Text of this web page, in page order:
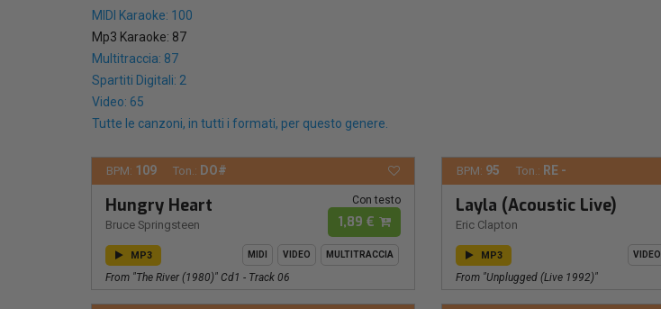
MIDI Karaoke: 100
Mp3 Karaoke: 87
Multitraccia: 87
Spartiti Digitali: 2
Video: 65
Tutte le canzoni, in tutti i formati, per questo genere.
BPM: 109 Ton.: DO#
Hungry Heart
Bruce Springsteen
Con testo
1,89 €
MP3 MIDI VIDEO MULTITRACCIA
From "the River (1980)" Cd1 - Track 06
BPM: 95 Ton.: RE -
Layla (Acoustic Live)
Eric Clapton
MP3 VIDEO
From "Unplugged (Live 1992)"